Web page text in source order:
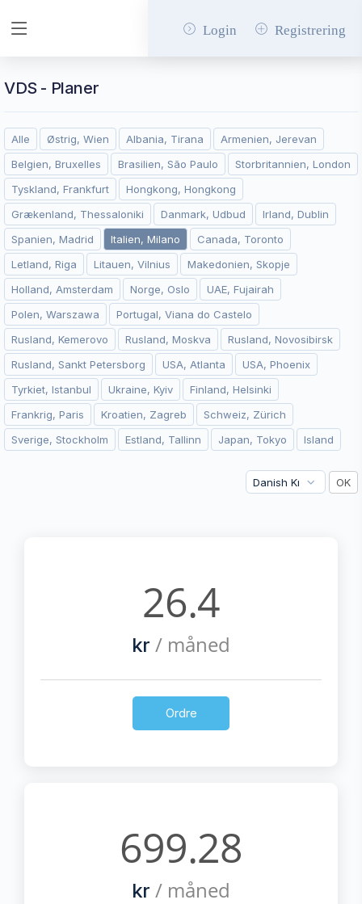
Login Registrering
VDS - Planer
Alle Østrig, Wien Albania, Tirana
Armenien, Jerevan
Belgien, Bruxelles
Brasilien, São Paulo
Storbritannien, London
Tyskland, Frankfurt
Hongkong, Hongkong
Grækenland, Thessaloniki
Danmark, Udbud
Irland, Dublin
Spanien, Madrid
Italien, Milano
Canada, Toronto
Letland, Riga
Litauen, Vilnius
Makedonien, Skopje
Holland, Amsterdam
Norge, Oslo
UAE, Fujairah
Polen, Warszawa
Portugal, Viana do Castelo
Rusland, Kemerovo
Rusland, Moskva
Rusland, Novosibirsk
Rusland, Sankt Petersborg
USA, Atlanta
USA, Phoenix
Tyrkiet, Istanbul
Ukraine, Kyiv
Finland, Helsinki
Frankrig, Paris
Kroatien, Zagreb
Schweiz, Zürich
Sverige, Stockholm
Estland, Tallinn Japan, Tokyo Island
26.4
kr / måned
Ordre
699.28
kr / måned